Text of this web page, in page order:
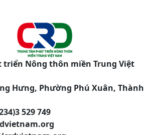
triển Nông thôn miền Trung Việt
Hưng, Phường Phú Xuân, Thành
529 749